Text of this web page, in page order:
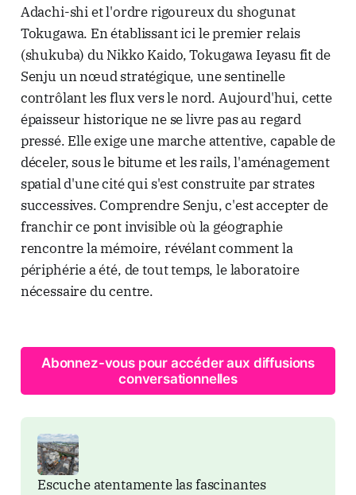
Adachi-shi et l'ordre rigoureux du shogunat
Tokugawa. En établissant ici le premier relais
(shukuba) du Nikko Kaido, Tokugawa Ieyasu fit de
Senju un nœud stratégique, une sentinelle
contrôlant les flux vers le nord. Aujourd'hui, cette
épaisseur historique ne se livre pas au regard
pressé. Elle exige une marche attentive, capable de
déceler, sous le bitume et les rails, l'aménagement
spatial d'une cité qui s'est construite par strates
successives. Comprendre Senju, c'est accepter de
franchir ce pont invisible où la géographie
rencontre la mémoire, révélant comment la
périphérie a été, de tout temps, le laboratoire
nécessaire du centre.
Abonnez-vous pour accéder aux diffusions
conversationnelles
Escuche atentamente las fascinantes